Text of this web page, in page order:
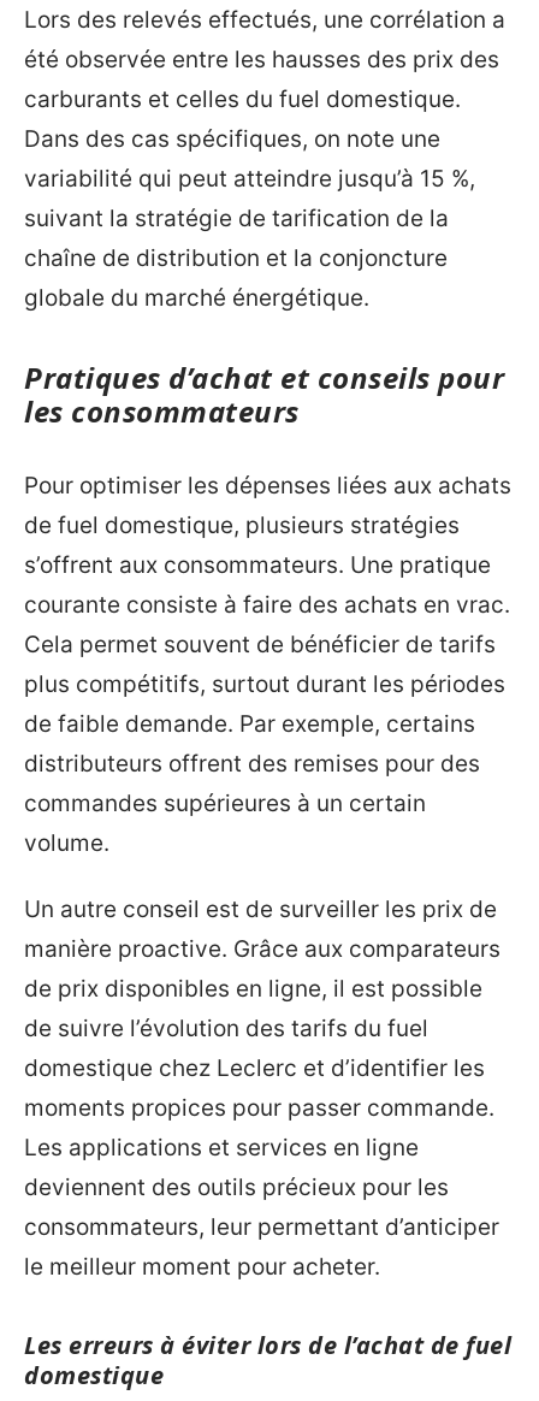
Lors des relevés effectués, une corrélation a
été observée entre les hausses des prix des
carburants et celles du fuel domestique.
Dans des cas spécifiques, on note une
variabilité qui peut atteindre jusqu’à 15 %,
suivant la stratégie de tarification de la
chaîne de distribution et la conjoncture
globale du marché énergétique.
Pratiques d’achat et conseils pour
les consommateurs
Pour optimiser les dépenses liées aux achats
de fuel domestique, plusieurs stratégies
s’offrent aux consommateurs. Une pratique
courante consiste à faire des achats en vrac.
Cela permet souvent de bénéficier de tarifs
plus compétitifs, surtout durant les périodes
de faible demande. Par exemple, certains
distributeurs offrent des remises pour des
commandes supérieures à un certain
volume.
Un autre conseil est de surveiller les prix de
manière proactive. Grâce aux comparateurs
de prix disponibles en ligne, il est possible
de suivre l’évolution des tarifs du fuel
domestique chez Leclerc et d’identifier les
moments propices pour passer commande.
Les applications et services en ligne
deviennent des outils précieux pour les
consommateurs, leur permettant d’anticiper
le meilleur moment pour acheter.
Les erreurs à éviter lors de l’achat de fuel
domestique